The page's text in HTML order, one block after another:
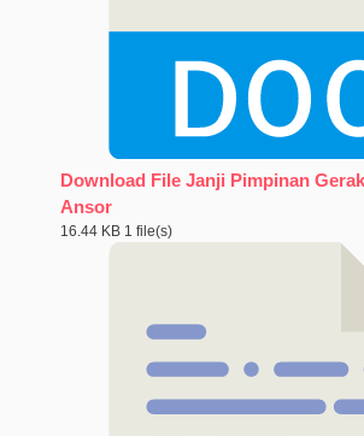
Download File Janji Pimpinan
Ansor
16.44 KB 1 file(s)